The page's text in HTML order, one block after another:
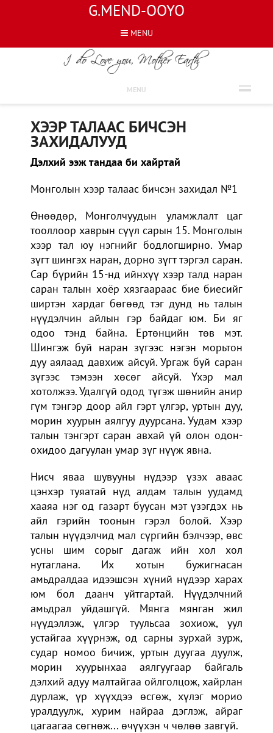
G.MEND-OOYO
MENU
MENU
ЭСЭЭ
ХЭЭР ТАЛААС БИЧСЭН
ЗАХИДАЛУУД
Дэлхий ээж тандаа би хайртай
Монголын хээр талаас бичсэн захидал №1
Өнөөдөр, Монголчуудын уламжлалт цаг
тооллоор хаврын сүүл сарын 15. Монголын
хээр тал юу нэгнийг бодлогширно. Умар
зүгт шингэх наран, дорно зүгт тэргэл саран.
Сар бүрийн 15-нд ийнхүү хээр талд наран
саран талын хоёр хязгаараас бие биесийг
ширтэн хардаг бөгөөд тэг дунд нь талын
нүүдэлчин айлын гэр байдаг юм. Би яг
одоо тэнд байна. Ертөнцийн төв мэт.
Шингэж буй наран зүгээс нэгэн морьтон
дуу аялаад давхиж айсуй. Ургаж буй саран
зүгээс тэмээн хөсөг айсуй. Үхэр мал
хотолжээ. Удалгүй одод түгэж шөнийн анир
гүм тэнгэр доор айл гэрт үлгэр, уртын дуу,
морин хуурын аялгуу дуурсана. Уудам хээр
талын тэнгэрт саран авхай үй олон одон-
охидоо дагуулан умар зүг нүүж явна.
Нисч яваа шувууны нүдээр үзэх аваас
цэнхэр туяатай нүд алдам талын уудамд
хааяа нэг од газарт буусан мэт үзэгдэх нь
айл гэрийн тоонын гэрэл болой. Хээр
талын нүүдэлчид мал сүргийн бэлчээр, өвс
усны шим сорыг дагаж ийн хол хол
нутаглана. Их хотын бужигнасан
амьдралдаа идээшсэн хүний нүдээр харах
юм бол даанч уйтгартай. Нүүдэлчний
амьдрал уйдашгүй. Мянга мянган жил
нүүдэллэж, үлгэр туульсаа зохиож, уул
устайгаа хүүрнэж, од сарны зурхай зурж,
судар номоо бичиж, уртын дуугаа дуулж,
морин хуурынхаа аялгуугаар байгаль
дэлхий адуу малтайгаа ойлголцож, хайрлан
дурлаж, үр хүүхдээ өсгөж, хүлэг морио
уралдуулж, хурим найраа дэглэж, айраг
цагаагаа сөгнөж... өчүүхэн ч чөлөө завгүй.